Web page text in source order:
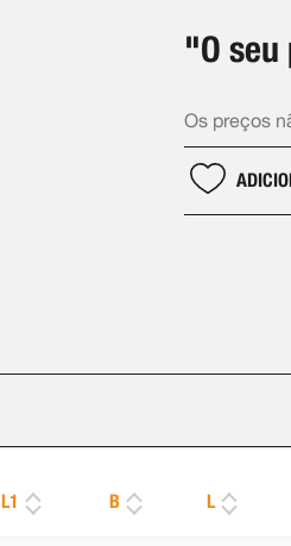
"O
Os preços
L1 B L